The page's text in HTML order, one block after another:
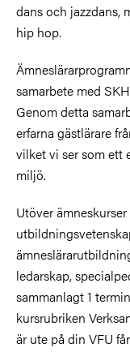
dans och jazzdans,
hip hop.
samarbete med
Genom detta
erfarna gästlärare
vilket vi ser som ett
miljö.
Utöver
ledarskap,
sammanlagt 1
kursrubriken
är ute på din VFU